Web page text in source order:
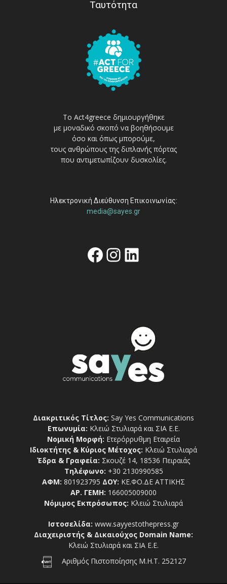
Ταυτότητα
Το Act4greece δημιουργήθηκε
με μοναδικό σκοπό να βοηθήσουμε
όσο και όπως μπορούμε,
τους ανθρώπους της διπλανής πόρτας
που αντιμετωπίζουν δυσκολίες.
Ηλεκτρονική Διεύθυνση Επικοινωνίας:
media@sayes.gr
Facebook
Instagram
Linkedin
Διακριτικός Τίτλος: Say Yes Communications
Επωνυμία: Κλειώ Στυλιαρά και ΣΙΑ Ε.Ε.
Νομική Μορφή: Ετερόρρυθμη Εταιρεία
Ιδιοκτήτης & Κύριος Μέτοχος: Κλειώ Στυλιαρά
Έδρα & Γραφεία: Σκουζέ 14, 18536 Πειραιάς
Τηλέφωνο: +30 2130990585
ΑΦΜ: 801923795 ΔΟΥ: ΚΕ.ΦΟ.ΔΕ ΑΤΤΙΚΗΣ
ΑΡ. ΓΕΜΗ: 166005009000
Νόμιμος Εκπρόσωπος: Κλειώ Στυλιαρά
Ιστοσελίδα: www.sayyestothepress.gr
Διαχειριστής & Δικαιούχος Domain Name:
Κλειώ Στυλιαρά και ΣΙΑ Ε.Ε.
Αριθμός Πιστοποίησης Μ.Η.Τ. 252127